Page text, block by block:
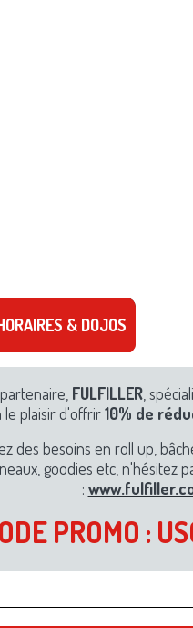
& DOJOS
FULFILLER,
le plaisir d'offrir10% de
des besoins en roll up,
goodies etc, n'hésitez
:
PROMO :